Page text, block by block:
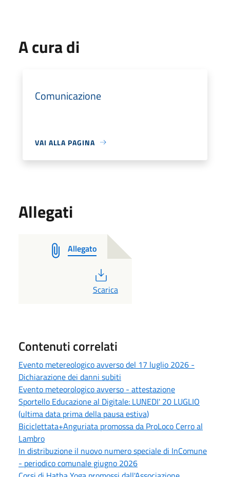
A cura di
Comunicazione
VAI ALLA PAGINA
Allegati
Allegato
PDF
Scarica
Contenuti correlati
Evento metereologico avverso del 17 luglio 2026 -
Dichiarazione dei danni subiti
Evento meteorologico avverso - attestazione
Sportello Educazione al Digitale: LUNEDI' 20 LUGLIO
(ultima data prima della pausa estiva)
Biciclettata+Anguriata promossa da ProLoco Cerro al
Lambro
In distribuzione il nuovo numero speciale di InComune
- periodico comunale giugno 2026